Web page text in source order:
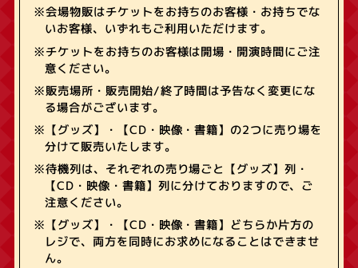
※会場物販はチケットをお持ちのお客様・お持ちでな
いお客様、いずれもご利用いただけます。
※チケットをお持ちのお客様は開場・開演時間にご注
意ください。
※販売場所・販売開始/終了時間は予告なく変更にな
る場合がございます。
※【グッズ】・【CD・映像・書籍】の2つに売り場を
分けて販売いたします。
※待機列は、それぞれの売り場ごと【グッズ】列・
【CD・映像・書籍】列に分けておりますので、ご
注意ください。
※【グッズ】・【CD・映像・書籍】どちらか片方の
レジで、両方を同時にお求めになることはできませ
ん。